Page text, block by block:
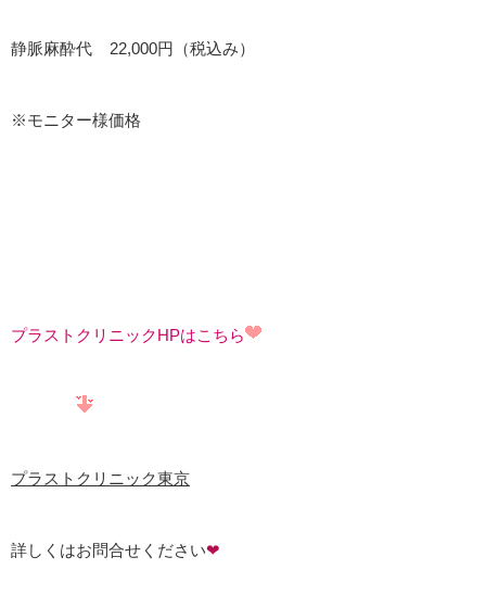
静脈麻酔代 22,000円（税込み）
※モニター様価格
プラストクリニックHPはこちら
プラストクリニック東京
詳しくはお問合せください❤